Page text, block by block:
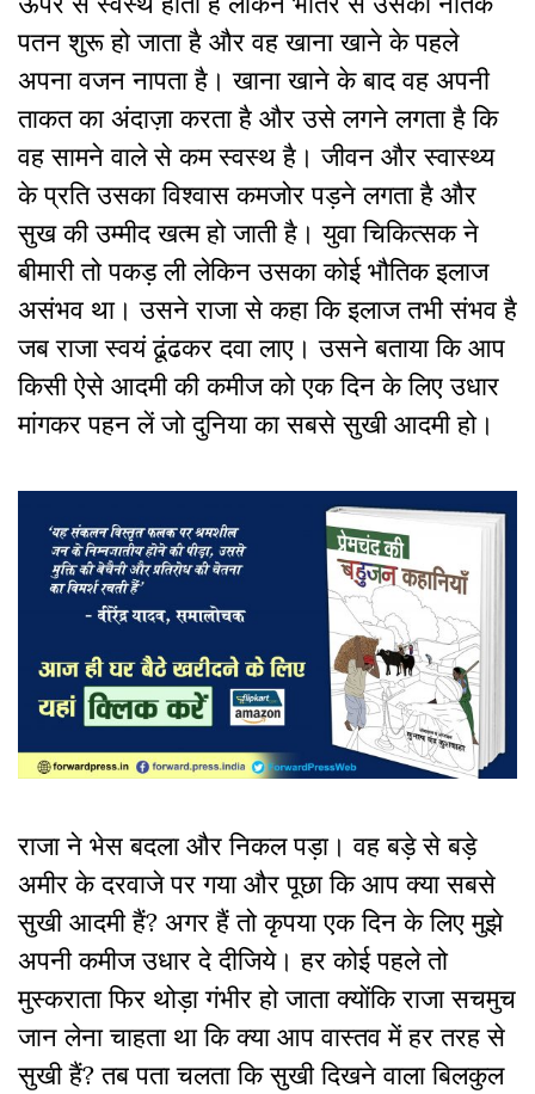
पतन शुरू हो जाता है और वह खाना खाने के पहले
अपना वजन नापता है। खाना खाने के बाद वह अपनी
ताकत का अंदाज़ा करता है और उसे लगने लगता है कि
वह सामने वाले से कम स्वस्थ है। जीवन और स्वास्थ्य
के प्रति उसका विश्वास कमजोर पड़ने लगता है और
सुख की उम्मीद खत्म हो जाती है। युवा चिकित्सक ने
बीमारी तो पकड़ ली लेकिन उसका कोई भौतिक इलाज
असंभव था। उसने राजा से कहा कि इलाज तभी संभव है
जब राजा स्वयं ढूंढकर दवा लाए। उसने बताया कि आप
किसी ऐसे आदमी की कमीज को एक दिन के लिए उधार
मांगकर पहन लें जो दुनिया का सबसे सुखी आदमी हो।
राजा ने भेस बदला और निकल पड़ा। वह बड़े से बड़े
अमीर के दरवाजे पर गया और पूछा कि आप क्या सबसे
सुखी आदमी हैं? अगर हैं तो कृपया एक दिन के लिए मुझे
अपनी कमीज उधार दे दीजिये। हर कोई पहले तो
मुस्कराता फिर थोड़ा गंभीर हो जाता क्योंकि राजा सचमुच
जान लेना चाहता था कि क्या आप वास्तव में हर तरह से
सुखी हैं? तब पता चलता कि सुखी दिखने वाला बिलकुल